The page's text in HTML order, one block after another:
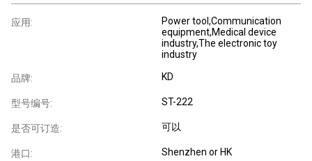
应用:
Power tool,Communication
equipment,Medical device
industry,The electronic toy
industry
品牌: KD
型号编号: ST-222
是否可订造: 可以
港口: Shenzhen or HK